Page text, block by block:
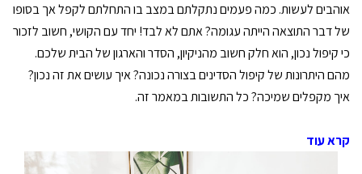
אוהבים לעשות. כמה פעמים נתקלתם במצב בו התחלתם לקפל אך בסופו
של דבר התוצאה הייתה עגומה? אתם לא לבד! יחד עם הקושי, חשוב לזכור
כי קיפול נכון, הוא חלק חשוב מהניקיון, הסדר והארגון של הבית שלכם.
מהם היתרונות של קיפול הסדינים בצורה נכונה? איך עושים את זה נכון?
איך מקפלים שמיכה? כל התשובות במאמר זה.
קרא עוד